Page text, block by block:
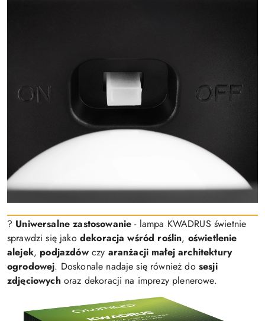
? Uniwersalne zastosowanie - lampa KWADRUS świetnie
sprawdzi się jako dekoracja wśród roślin, oświetlenie
alejek, podjazdówczy aranżacji małej architektury
ogrodowej. Doskonale nadaje się również do sesji
zdjęciowychoraz dekoracji na imprezy plenerowe.